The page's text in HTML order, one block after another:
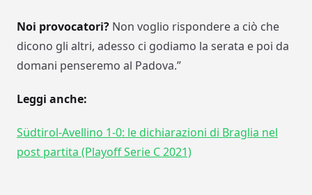
Noi provocatori? Non voglio rispondere a ciò che
dicono gli altri, adesso ci godiamo la serata e poi da
domani penseremo al Padova.”
Leggi anche:
Südtirol-Avellino 1-0: le dichiarazioni di Braglia nel
post partita (Playoff Serie C 2021)